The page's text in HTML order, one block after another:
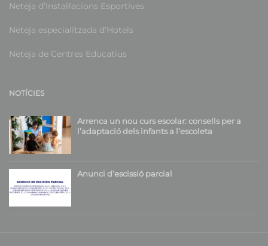
Neteja d’Instal·lacions Esportives
Neteja especialitzada d’Hotels
Neteja de Centres Educatius
NOTÍCIES
Arrenca un nou curs escolar: consells per a
l’adaptació dels infants a l’escoleta
Anunci d’escissió parcial